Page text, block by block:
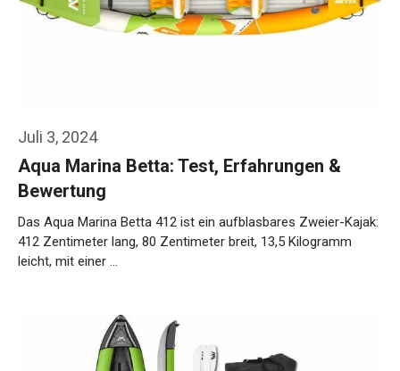
Juli 3, 2024
Aqua Marina Betta: Test, Erfahrungen &
Bewertung
Das Aqua Marina Betta 412 ist ein aufblasbares Zweier-Kajak:
412 Zentimeter lang, 80 Zentimeter breit, 13,5 Kilogramm
leicht, mit einer …